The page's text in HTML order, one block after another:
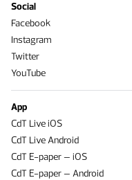
Social
Facebook
Instagram
Twitter
YouTube
App
CdT Live iOS
CdT Live Android
CdT E-paper – iOS
CdT E-paper – Android